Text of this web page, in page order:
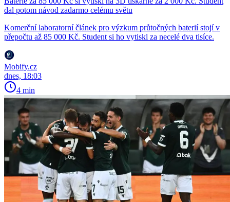
dal potom návod zadarmo celému světu
Komerční laboratorní článek pro výzkum průtočných baterií stojí v
přepočtu až 85 000 Kč. Student si ho vytiskl za necelé dva tisíce.
Mobify.cz
dnes, 18:03
4 min